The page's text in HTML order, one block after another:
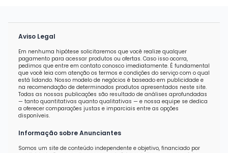
Aviso Legal
Em nenhuma hipótese solicitaremos que você realize qualquer
pagamento para acessar produtos ou ofertas. Caso isso ocorra,
pedimos que entre em contato conosco imediatamente. É fundamental
que você leia com atenção os termos e condições do serviço com o qual
está lidando. Nosso modelo de negócios é baseado em publicidade e
na recomendação de determinados produtos apresentados neste site.
Todas as nossas publicações são resultado de análises aprofundadas
— tanto quantitativas quanto qualitativas — e nossa equipe se dedica
a oferecer comparações justas e imparciais entre as opções
disponíveis.
Informação sobre Anunciantes
Somos um site de conteúdo independente e objetivo, financiado por